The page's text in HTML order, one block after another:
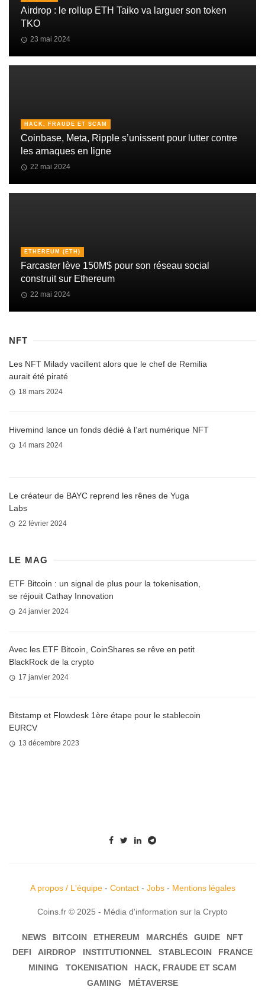
Airdrop : le rollup ETH Taiko va larguer son token
TKO
23 mai 2024
HACK, FRAUDE ET SCAM
Coinbase, Meta, Ripple s’unissent pour lutter contre
les arnaques en ligne
22 mai 2024
ETHEREUM (ETH)
Farcaster lève 150M$ pour son réseau social
construit sur Ethereum
22 mai 2024
NFT
Les NFT Milady vacillent alors que le chef de Remilia
aurait été piraté
18 mars 2024
Hivemind lance un fonds dédié à l’art numérique NFT
14 mars 2024
Le créateur de BAYC reprend les rênes de Yuga
Labs
22 février 2024
LE MAG
ETF Bitcoin : un signal de plus pour la tokenisation,
se réjouit Cathay Innovation
24 janvier 2024
Avec les ETF Bitcoin, CoinShares se rêve en petit
BlackRock de la crypto
17 janvier 2024
Bitstamp et Flowdesk 1ère étape pour le stablecoin
EURCV
13 décembre 2023
A propos / L'équipe- Contact- Jobs- Mentions légales
Coins.fr © 2025 - Média d'information sur la Crypto
NEWS BITCOIN ETHEREUM MARCHÉS GUIDE
NFT
DEFI
AIRDROP INSTITUTIONNEL STABLECOIN
FRANCE
MINING
TOKENISATION
HACK, FRAUDE ET SCAM
GAMING
MÉTAVERSE